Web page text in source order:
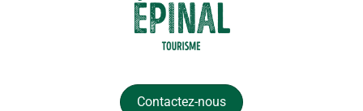
Contactez-nous